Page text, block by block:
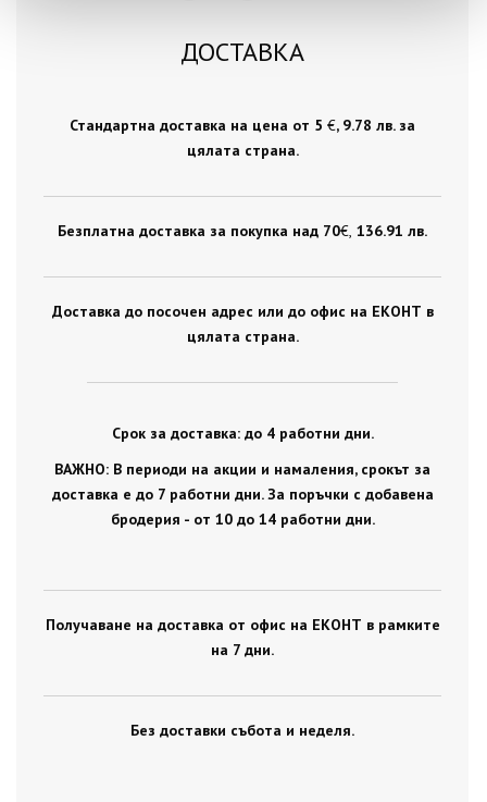
ДОСТАВКА
Стандартна доставка на цена от 5 €, 9.78 лв. за
цялата страна.
Безплатна доставка за покупка над 70€ , 136.91 лв.
Доставка до посочен адрес или до офис на ЕКОНТ в
цялата страна.
Срок за доставка: до 4 работни дни.
ВАЖНО: В периоди на акции и намаления, срокът за
доставка е до 7 работни дни. За поръчки с добавена
бродерия - от 10 до 14 работни дни.
Получаване на доставка от офис на ЕКОНТ в рамките
на 7 дни.
Без доставки събота и неделя.